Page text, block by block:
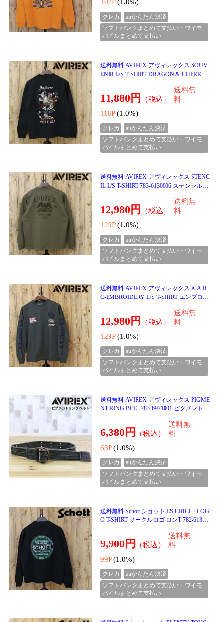
ゴン＆チェリーブロッサム
11,880円
118P (1.0%)
クレカ
auかんたん決済
ソフトバンクまとめて支払い・ワイモ
送料無料 AVIREX アヴィレックス STENC
リント 長袖Tシャツ ロングTシャツ ロンT
メンズ クルー
12,980円（税込） 料
129P (1.0%)
クレカ
auかんたん決済
ソフトバンクまとめて支払い・ワイモ
バイルまとめて支払い
ダリー ロングスリーブ ティーシャツ 長袖
Tシャツ 783-61300
12,980円（税込）
送料無
料
129P
クレカ
auかんたん決済
ソフトバンクまとめて支払い・ワイモ
バイルまとめて支払い
送料無料 AVIREX アヴィレックス PIGME
NT RING BELT 783-6971001 ピグメント リ
ング ベルト メンズ アビレックス
63P (1.0%)
クレカ
ソフトバンクまとめて支払い・ワイモ
バイルまとめて支払い
送料無料 Schott ショット LS CIRCLE LOG
O T-SHIRT サークルロゴ ロンT 782-61300
01 長袖 トップス ブランド ネコポス
9,900円 （税込）
送料無
料
ソフトバンクまとめて支払い・ワイモ
バイルまとめて支払い
送料無料 Schott ショット PLENTY TOUG
H EMB HENLEY LS T-SHIRT プレンティ
タフ 刺繍 ヘンリーネック ロンT 782-6130
002 長袖 トップス
9,900円（税込） 料
(1.0%)
auかんたん決済
１月２９日入荷♪♪
送料無料 HUF ハフ デイズドクルーネッ
ク スウェット トレーナー DAZED CREW
NECK PF00761 長袖 トップス メンズ 人気
ブランド
10,500円 （税込）
送料無
105P
クレカ
auかんたん決済
ソフトバンクまとめて支払い・ワイモ
バイルまとめて支払い
送料無料 HUF ハフ クラシック プルオー